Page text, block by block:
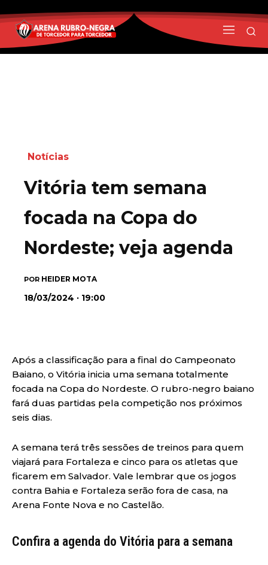
Notícias
Vitória tem semana
focada na Copa do
Nordeste; veja agenda
POR HEIDER MOTA
18/03/2024 · 19:00
Após a classificação para a final do Campeonato
Baiano, o Vitória inicia uma semana totalmente
focada na Copa do Nordeste. O rubro-negro baiano
fará duas partidas pela competição nos próximos
seis dias.
A semana terá três sessões de treinos para quem
viajará para Fortaleza e cinco para os atletas que
ficarem em Salvador. Vale lembrar que os jogos
contra Bahia e Fortaleza serão fora de casa, na
Arena Fonte Nova e no Castelão.
Confira a agenda do Vitória para a semana